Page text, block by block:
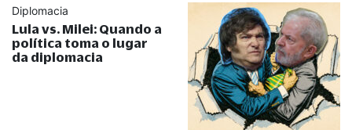
Diplomacia
Lula vs. Milei: Quando a
política toma o lugar
da diplomacia